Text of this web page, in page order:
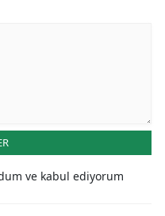
ve kabul ediyorum